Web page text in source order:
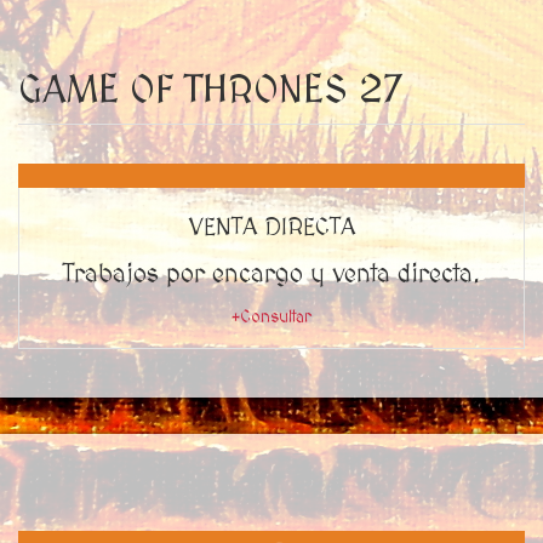
GAME OF THRONES 27
VENTA DIRECTA
Trabajos por encargo y venta directa.
+Consultar